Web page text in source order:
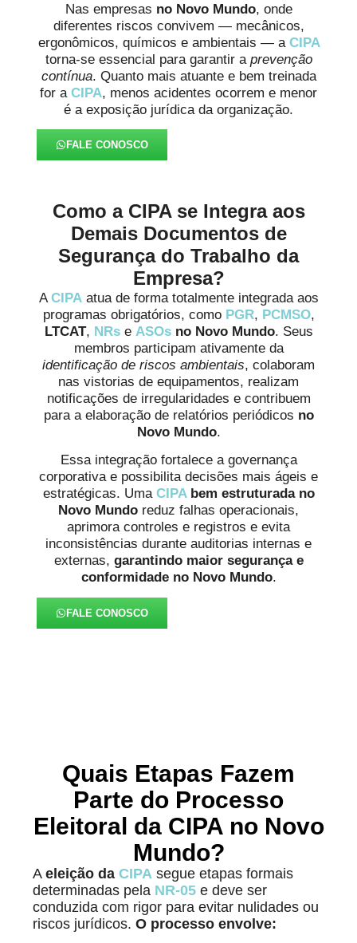
Nas empresas no Novo Mundo, onde
diferentes riscos convivem — mecânicos,
ergonômicos, químicos e ambientais — a CIPA
torna-se essencial para garantir a prevenção
contínua. Quanto mais atuante e bem treinada
for a CIPA, menos acidentes ocorrem e menor
é a exposição jurídica da organização.
FALE CONOSCO
Como a CIPA se Integra aos
Demais Documentos de
Segurança do Trabalho da
Empresa?
ACIPA atua de forma totalmente integrada aos
programas obrigatórios, como PGR, PCMSO,
LTCAT, NRs e ASOs no Novo Mundo. Seus
membros participam ativamente da
identificação de riscos ambientais, colaboram
nas vistorias de equipamentos, realizam
notificações de irregularidades e contribuem
para a elaboração de relatórios periódicos no
Novo Mundo.
Essa integração fortalece a governança
corporativa e possibilita decisões mais ágeis e
estratégicas. Uma CIPAbem estruturada no
Novo Mundo reduz falhas operacionais,
aprimora controles e registros e evita
inconsistências durante auditorias internas e
externas, garantindo maior segurança e
conformidade no Novo Mundo.
FALE CONOSCO
Quais Etapas Fazem
Parte do Processo
Eleitoral da CIPA no Novo
Mundo?
Aeleição da CIPA segue etapas formais
determinadas pela NR-05 e deve ser
conduzida com rigor para evitar nulidades ou
riscos jurídicos.O processo envolve: